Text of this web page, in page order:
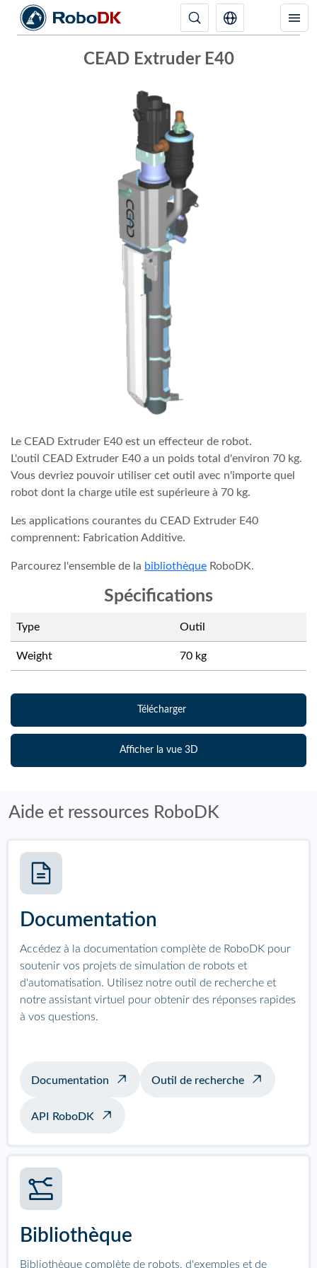
CEAD Extruder E40
Le CEAD Extruder E40 est un effecteur de robot.
L'outil CEAD Extruder E40 a un poids total d'environ 70 kg.
Vous devriez pouvoir utiliser cet outil avec n'importe quel
robot dont la charge utile est supérieure à 70 kg.
Les applications courantes du CEAD Extruder E40
comprennent: Fabrication Additive.
Parcourez l'ensemble de la bibliothèque RoboDK.
Spécifications
Type Outil
Weight 70 kg
Télécharger
Afficher la vue 3D
Aide et ressources RoboDK
Documentation
Accédez à la documentation complète de RoboDK pour
soutenir vos projets de simulation de robots et
d'automatisation. Utilisez notre outil de recherche et
notre assistant virtuel pour obtenir des réponses rapides
à vos questions.
Documentation Outil de recherche
API RoboDK
Bibliothèque
Bibliothèque complète de robots, d'exemples et de